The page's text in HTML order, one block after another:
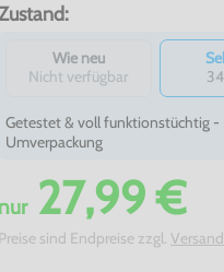
Zustand:
Wie neu
Nicht verfügbar
Getestet & voll funktionstüchtig -
Umverpackung
nur27,99 €
Preise sind Endpreise zzgl.